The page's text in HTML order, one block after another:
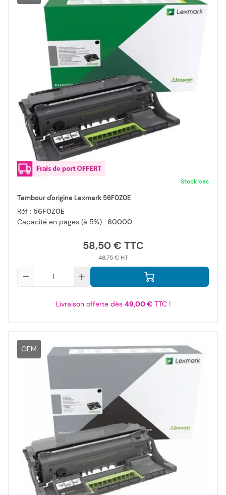
Stock bas
Tambour d'origine Lexmark 56F0Z0E
Réf : 56F0Z0E
Capacité en pages (à 5%) : 60000
58,50 €
48,75 €
Livraison offerte dès 49,00 €TTC !
OEM